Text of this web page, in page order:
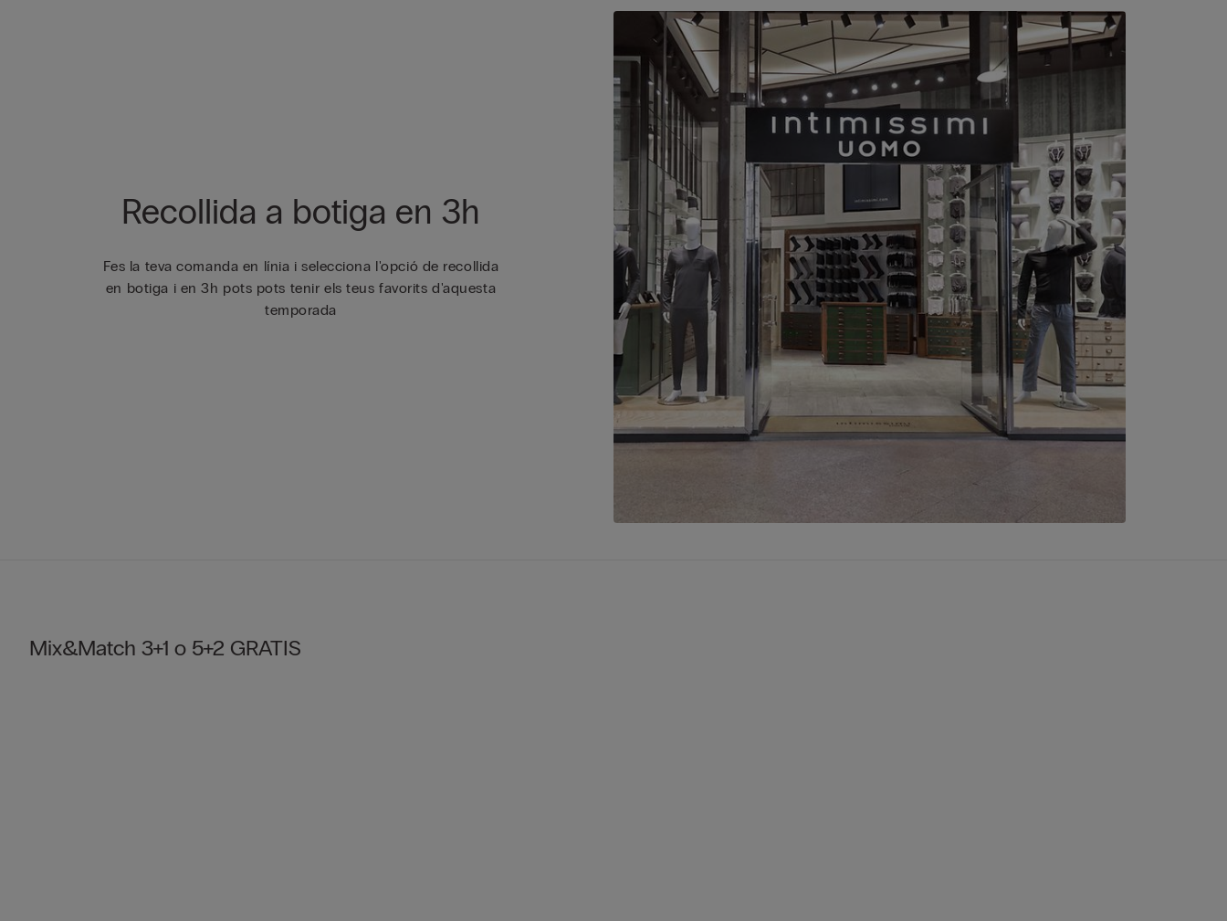
Recollida a botiga en 3h
Fes la teva comanda en línia i selecciona l'opció de recollida
en botiga i en 3h pots pots tenir els teus favorits d'aquesta
temporada
Mix&Match 3+1 o 5+2 GRATIS